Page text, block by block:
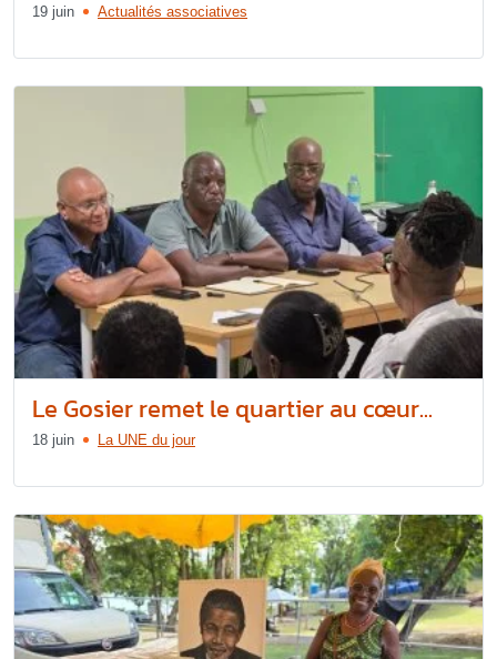
19 juin Actualités associatives
Le Gosier remet le quartier au cœur...
18 juin La UNE du jour